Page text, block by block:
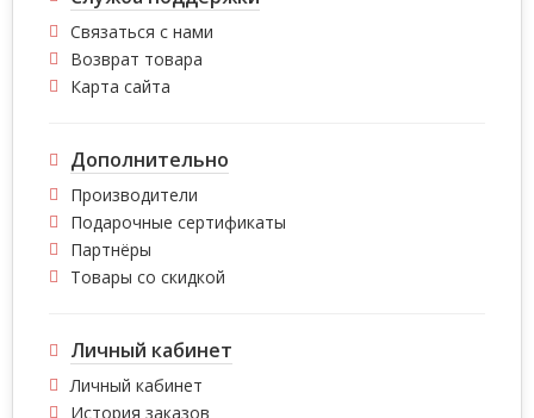
Связаться с нами
Возврат товара
Карта сайта
Дополнительно
Производители
Подарочные сертификаты
Партнёры
Товары со скидкой
Личный кабинет
Личный кабинет
История заказов